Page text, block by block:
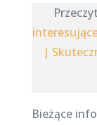
|
Bieżące